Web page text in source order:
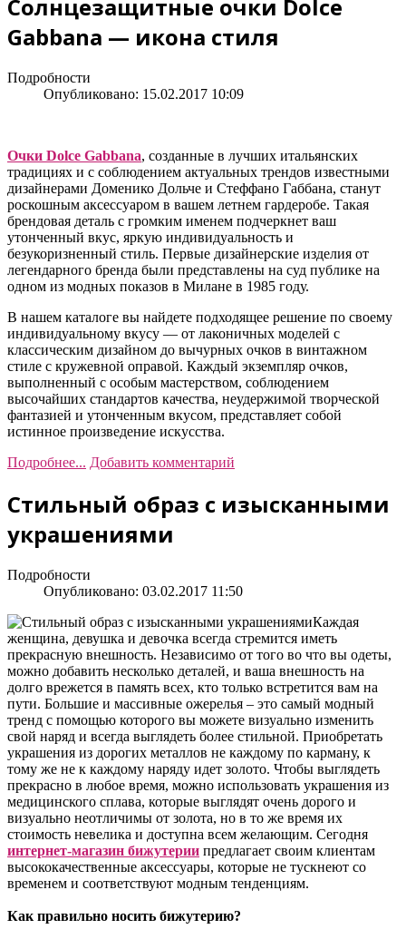
Солнцезащитные очки Dolce
Gabbana — икона стиля
Подробности
Опубликовано: 15.02.2017 10:09
Очки Dolce Gabbana, созданные в лучших итальянских
традициях и с соблюдением актуальных трендов известными
дизайнерами Доменико Дольче и Стеффано Габбана, станут
роскошным аксессуаром в вашем летнем гардеробе. Такая
брендовая деталь с громким именем подчеркнет ваш
утонченный вкус, яркую индивидуальность и
безукоризненный стиль. Первые дизайнерские изделия от
легендарного бренда были представлены на суд публике на
одном из модных показов в Милане в 1985 году.
В нашем каталоге вы найдете подходящее решение по своему
индивидуальному вкусу — от лаконичных моделей с
классическим дизайном до вычурных очков в винтажном
стиле с кружевной оправой. Каждый экземпляр очков,
выполненный с особым мастерством, соблюдением
высочайших стандартов качества, неудержимой творческой
фантазией и утонченным вкусом, представляет собой
истинное произведение искусства.
Подробнее... Добавить комментарий
Стильный образ с изысканными
украшениями
Подробности
Опубликовано: 03.02.2017 11:50
Каждая
женщина, девушка и девочка всегда стремится иметь
прекрасную внешность. Независимо от того во что вы одеты,
можно добавить несколько деталей, и ваша внешность на
долго врежется в память всех, кто только встретится вам на
пути. Большие и массивные ожерелья – это самый модный
тренд с помощью которого вы можете визуально изменить
свой наряд и всегда выглядеть более стильной. Приобретать
украшения из дорогих металлов не каждому по карману, к
тому же не к каждому наряду идет золото. Чтобы выглядеть
прекрасно в любое время, можно использовать украшения из
медицинского сплава, которые выглядят очень дорого и
визуально неотличимы от золота, но в то же время их
стоимость невелика и доступна всем желающим. Сегодня
интернет-магазин бижутерии предлагает своим клиентам
высококачественные аксессуары, которые не тускнеют со
временем и соответствуют модным тенденциям.
Как правильно носить бижутерию?